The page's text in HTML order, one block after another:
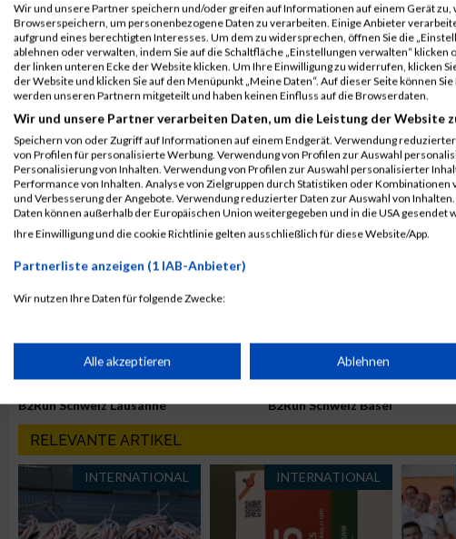
zur Zeitmessung
Event auf Facebook teilen
ERGEBNISSE
23. Juni 2023
B2Run Schweiz Basel
Ergebnisse
21. Juni 2023
B2Run Schweiz Bern
Ergebnisse
5. Juni 2023
Ergebnisse
31. Mai 2023
PASSENDE VERANSTALTUNGEN
B2Run Schweiz St. Gallen B2Run Schweiz Zürich
B2Run Schweiz Lausanne B2Run Schweiz Basel
RELEVANTE ARTIKEL
INTERNATIONAL INTERNATIONAL
Wir und unsere Partner speichern und/oder greifen auf Informationen auf einem Gerät zu,
Browserspeichern, um personenbezogene Daten zu verarbeiten. Einige Anbieter
aufgrund eines berechtigten Interesses. Um dem zu widersprechen, öffnen Sie die
ablehnen oder verwalten, indem Sie auf die Schaltfläche „Einstellungen verwalten“
der linken unteren Ecke der Website klicken. Um Ihre Einwilligung zu widerrufen, klicken
der Website und klicken Sie auf den Menüpunkt „Meine Daten“. Auf dieser Seite können
werden unseren Partnern mitgeteilt und haben keinen Einfluss auf die Browserdaten.
Wir und unsere Partner verarbeiten Daten, um die Leistung der Website
Speichern von oder Zugriff auf Informationen auf einem Endgerät. Verwendung
von Profilen für personalisierte Werbung. Verwendung von Profilen zur Auswahl
Personalisierung von Inhalten. Verwendung von Profilen zur Auswahl personalisierter
Performance von Inhalten. Analyse von Zielgruppen durch Statistiken oder
und Verbesserung der Angebote. Verwendung reduzierter Daten zur Auswahl von Inhalten.
Daten können außerhalb der Europäischen Union weitergegeben und in die USA gesendet
Ihre Einwilligung und die cookie Richtlinie gelten ausschließlich für diese Website/App.
Partnerliste anzeigen (1 IAB-Anbieter)
Wir nutzen Ihre Daten für folgende Zwecke:
Speichern von oder Zugriff auf Informationen auf einem Endgerät
Verwendung reduzierter Daten zur Auswahl von Werbeanzeigen
Erstellung von Profilen für personalisierte Werbung
Verwendung von Profilen zur Auswahl personalisierter Werbung
Alle akzeptieren Ablehnen